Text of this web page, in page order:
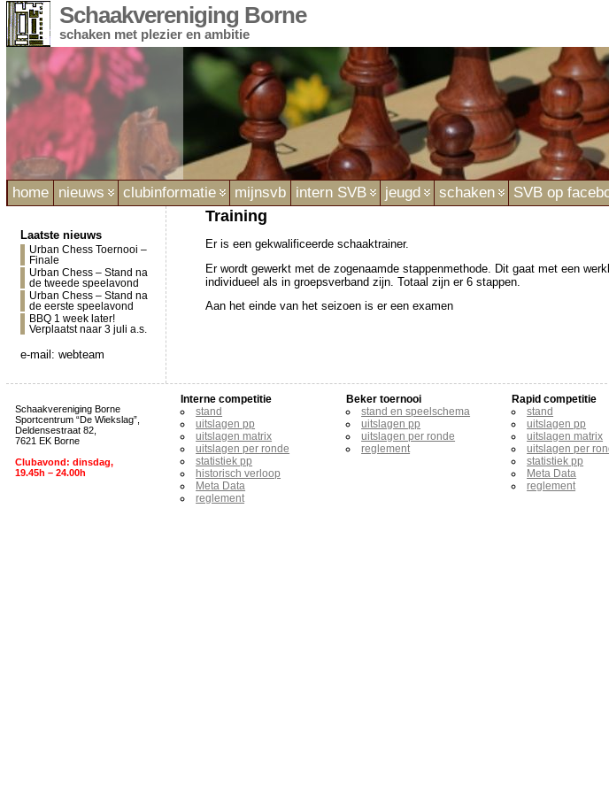
Schaakvereniging Borne
schaken met plezier en ambitie
home nieuws clubinformatie mijnsvb intern SVB jeugd schaken SVB op
Laatste nieuws
Urban Chess Toernooi –
Finale
Urban Chess – Stand na
de tweede speelavond
Urban Chess – Stand na
de eerste speelavond
BBQ 1 week later!
Verplaatst naar 3 juli a.s.
e-mail: webteam
Training
Er is een gekwalificeerde schaaktrainer.
Er wordt gewerkt met de zogenaamde stappenmethode. Dit gaat met een
individueel als in groepsverband zijn. Totaal zijn er 6 stappen.
Aan het einde van het seizoen is er een examen
Schaakvereniging Borne
Sportcentrum “De Wiekslag”,
Deldensestraat 82,
7621 EK Borne
Clubavond: dinsdag,
19.45h – 24.00h
Interne competitie
stand
uitslagen pp
uitslagen matrix
uitslagen per ronde
statistiek pp
historisch verloop
Meta Data
reglement
Beker toernooi
stand en speelschema
uitslagen pp
uitslagen per ronde
reglement
Rapid competitie
stand
uitslagen pp
uitslagen matrix
uitslagen per
statistiek pp
Meta Data
reglement